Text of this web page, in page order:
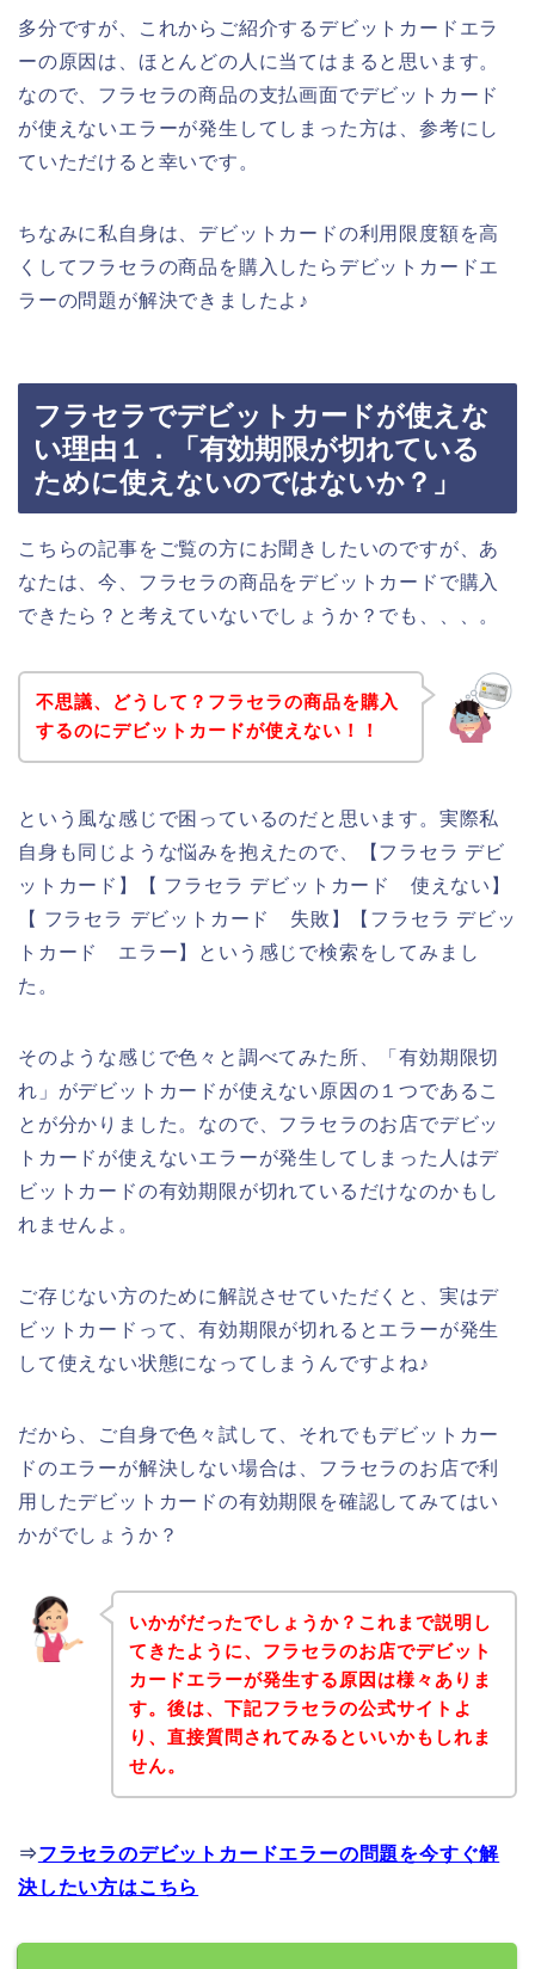
多分ですが、これからご紹介するデビットカードエラ
ーの原因は、ほとんどの人に当てはまると思います。
なので、フラセラの商品の支払画面でデビットカード
が使えないエラーが発生してしまった方は、参考にし
ていただけると幸いです。
ちなみに私自身は、デビットカードの利用限度額を高
くしてフラセラの商品を購入したらデビットカードエ
ラーの問題が解決できましたよ♪
フラセラでデビットカードが使えな
い理由１．「有効期限が切れている
ために使えないのではないか？」
こちらの記事をご覧の方にお聞きしたいのですが、あ
なたは、今、フラセラの商品をデビットカードで購入
できたら？と考えていないでしょうか？でも、、、。
不思議、どうして？フラセラの商品を購入
するのにデビットカードが使えない！！
という風な感じで困っているのだと思います。実際私
自身も同じような悩みを抱えたので、【フラセラ デビ
ットカード】【 フラセラ デビットカード 使えない】
【 フラセラ デビットカード 失敗】【フラセラ デビッ
トカード エラー】という感じで検索をしてみまし
た。
そのような感じで色々と調べてみた所、「有効期限切
れ」がデビットカードが使えない原因の１つであるこ
とが分かりました。なので、フラセラのお店でデビッ
トカードが使えないエラーが発生してしまった人はデ
ビットカードの有効期限が切れているだけなのかもし
れませんよ。
ご存じない方のために解説させていただくと、実はデ
ビットカードって、有効期限が切れるとエラーが発生
して使えない状態になってしまうんですよね♪
だから、ご自身で色々試して、それでもデビットカー
ドのエラーが解決しない場合は、フラセラのお店で利
用したデビットカードの有効期限を確認してみてはい
かがでしょうか？
いかがだったでしょうか？これまで説明し
てきたように、フラセラのお店でデビット
カードエラーが発生する原因は様々ありま
す。後は、下記フラセラの公式サイトよ
り、直接質問されてみるといいかもしれま
せん。
⇒フラセラのデビットカードエラーの問題を今すぐ解
決したい方はこちら